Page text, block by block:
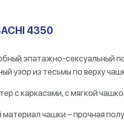
4350
эпатажно-сексуальный
узор из тесьмы по верху
с каркасами, с мягкой
чашки – прочная